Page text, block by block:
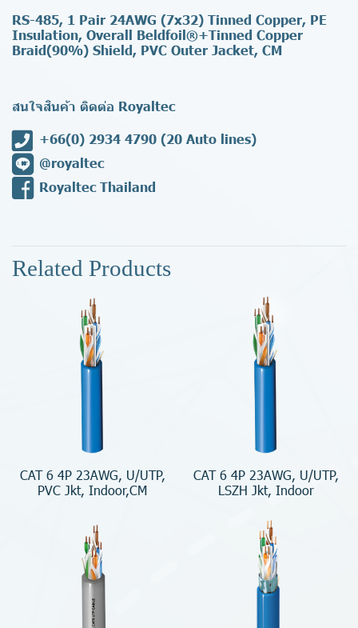
RS-485, 1 Pair 24AWG (7x32) Tinned Copper, PE
Insulation, Overall Beldfoil®+Tinned Copper
Braid(90%) Shield, PVC Outer Jacket, CM
สนใจสินค้า ติดต่อ Royaltec
+66(0) 2934 4790 (20 Auto lines)
@royaltec
Royaltec Thailand
Related Products
CAT 6 4P 23AWG, U/UTP,
PVC Jkt, Indoor,CM
CAT 6 4P 23AWG, U/UTP,
LSZH Jkt, Indoor